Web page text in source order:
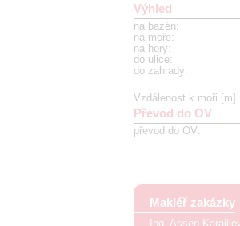
Výhled
na bazén:
na moře:
na hory:
do ulice:
do zahrady:
Vzdálenost k moři [m]
Převod do OV
převod do OV:
Makléř zakázky
Ing. Assen